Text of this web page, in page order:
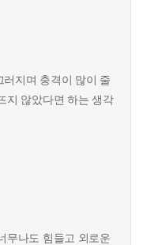
지며 충격이 많이 줄
지 않았다면 하는 생각
무나도 힘들고 외로운